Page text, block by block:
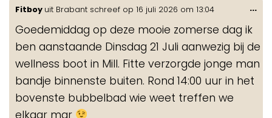
Fitboy uit Brabant schreef op 16 juli 2026 om 13:04
Goedemiddag op deze mooie zomerse dag ik
ben aanstaande Dinsdag 21 Juli aanwezig bij de
wellness boot in Mill. Fitte verzorgde jonge man
bandje binnenste buiten. Rond 14:00 uur in het
bovenste bubbelbad wie weet treffen we
elkaar mar
...